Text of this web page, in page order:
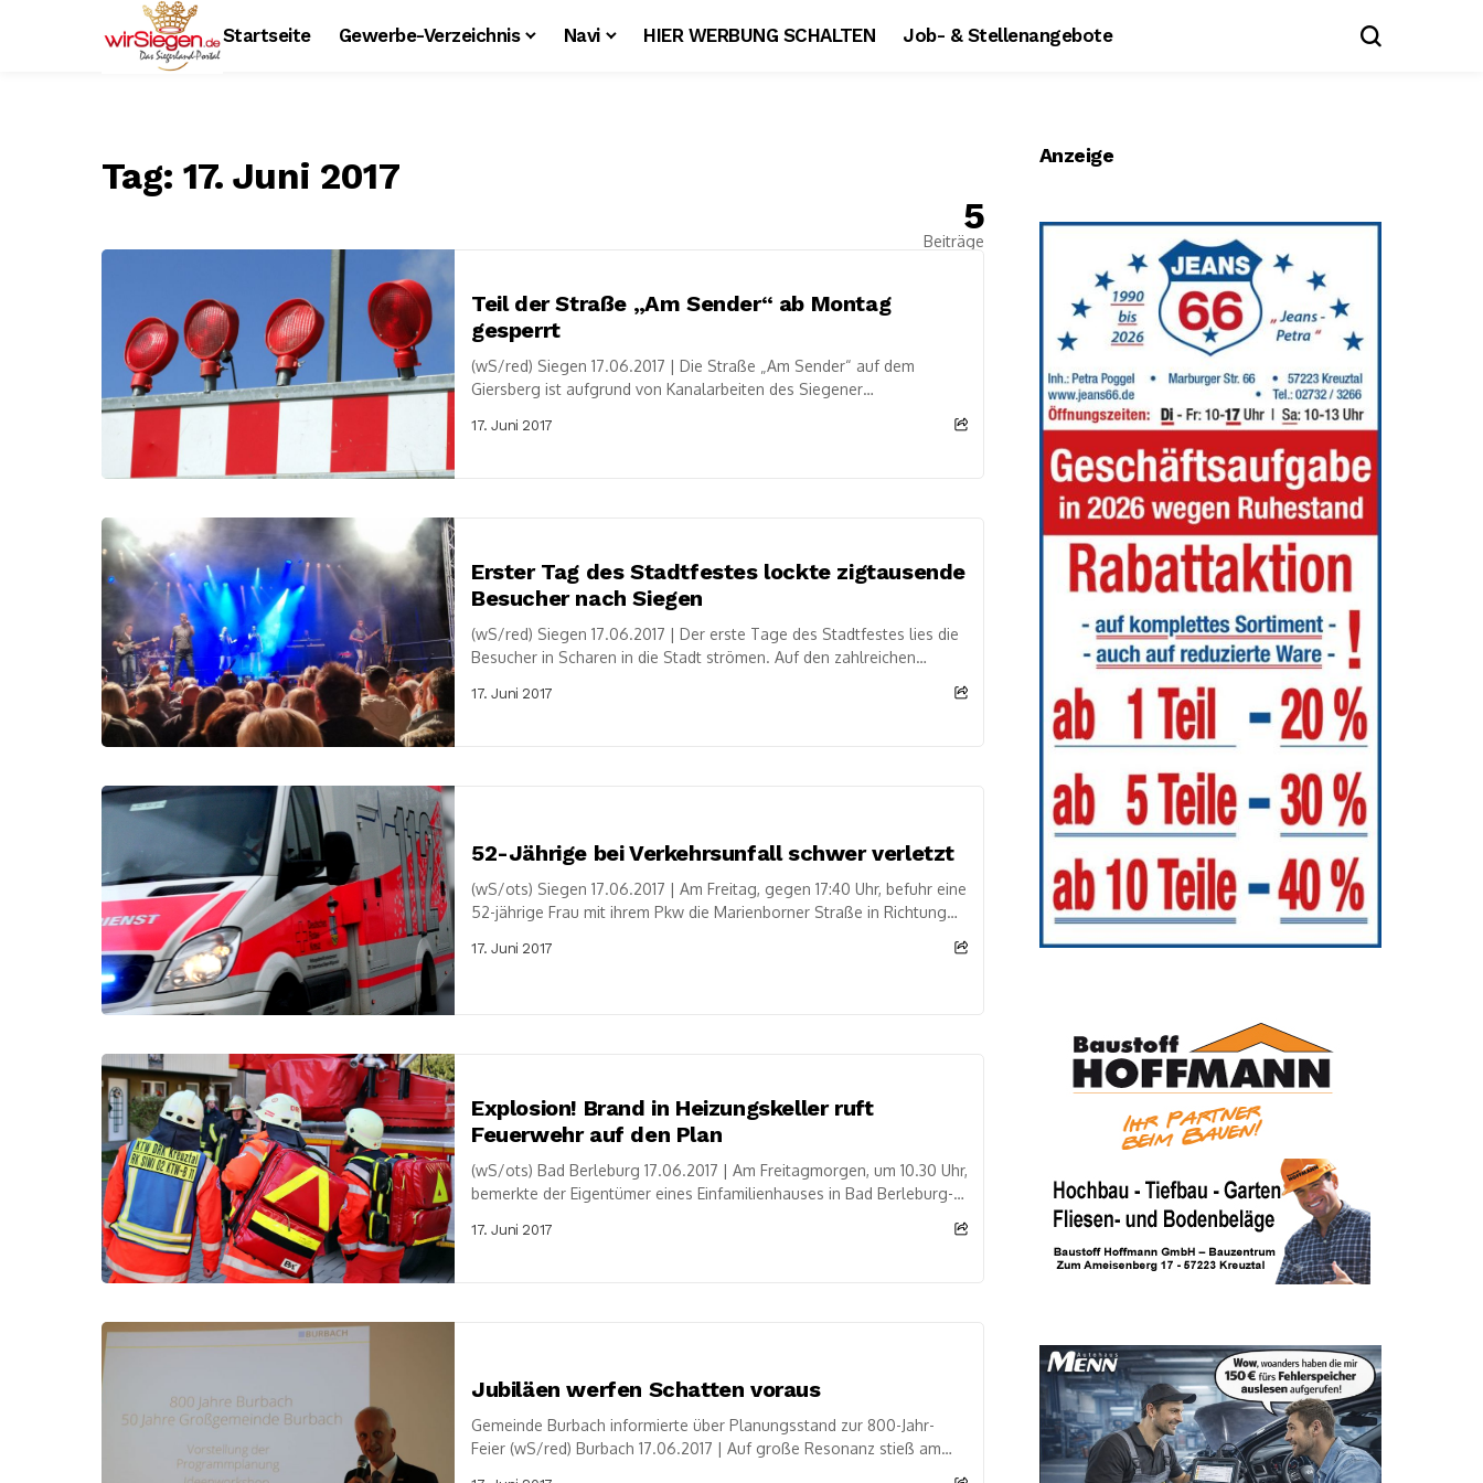
Startseite Gewerbe-Verzeichnis Navi HIER WERBUNG SCHALTEN Job- & Stellenangebote
Tag: 17. Juni 2017
5
Beiträge
Teil der Straße „Am Sender“ ab Montag
gesperrt
(wS/red) Siegen 17.06.2017 | Die Straße „Am Sender“ auf dem
Giersberg ist aufgrund von Kanalarbeiten des Siegener
17. Juni 2017
Erster Tag des Stadtfestes lockte zigtausende
Besucher nach Siegen
(wS/red) Siegen 17.06.2017 | Der erste Tage des Stadtfestes lies die
Besucher in Scharen in die Stadt strömen. Auf den zahlreichen
17. Juni 2017
52-Jährige bei Verkehrsunfall schwer verletzt
(wS/ots) Siegen 17.06.2017 | Am Freitag, gegen 17:40 Uhr, befuhr eine
52-jährige Frau mit ihrem Pkw die Marienborner Straße in Richtung
17. Juni 2017
Explosion! Brand in Heizungskeller ruft
Feuerwehr auf den Plan
(wS/ots) Bad Berleburg 17.06.2017 | Am Freitagmorgen, um 10.30 Uhr,
bemerkte der Eigentümer eines Einfamilienhauses in Bad Berleburg-
17. Juni 2017
Jubiläen werfen Schatten voraus
Gemeinde Burbach informierte über Planungsstand zur 800-Jahr-
Feier (wS/red) Burbach 17.06.2017 | Auf große Resonanz stieß am
Anzeige